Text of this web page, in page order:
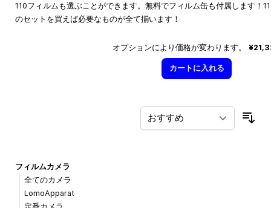
110フィルムも選ぶことができます。無料でフィルム缶も付属します！
のセットを買えば必要なものが全て揃います！
オプションにより価格が変わります。
カートに入れる
フィルムカメラ
全てのカメラ
LomoApparat